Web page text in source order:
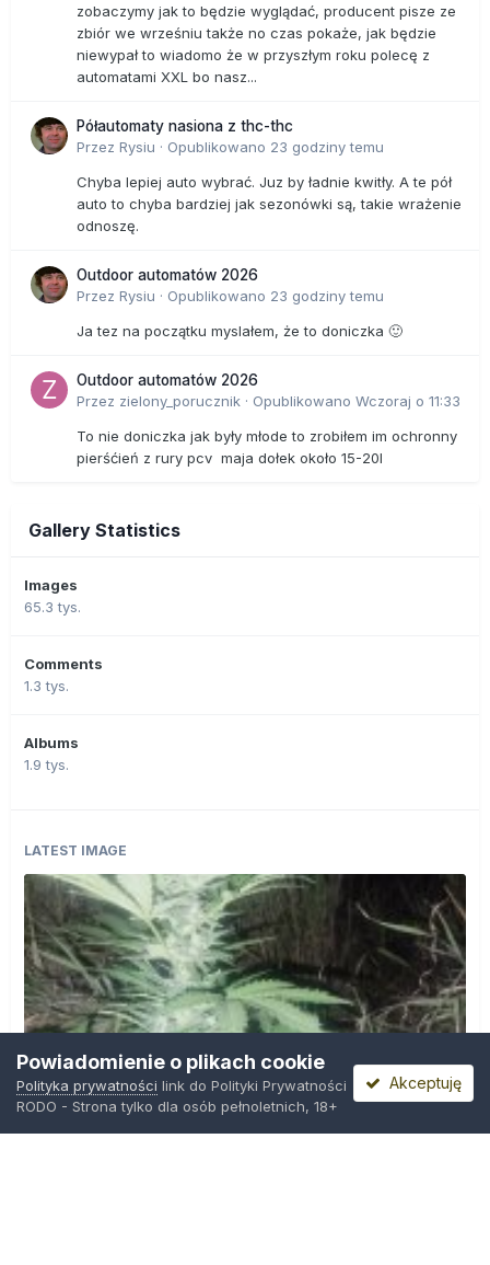
zobaczymy jak to będzie wyglądać, producent pisze ze
zbiór we wrześniu także no czas pokaże, jak będzie
niewypał to wiadomo że w przyszłym roku polecę z
automatami XXL bo nasz...
Półautomaty nasiona z thc-thc
Przez Rysiu · Opublikowano 23 godziny temu
Chyba lepiej auto wybrać. Juz by ładnie kwitły. A te pół
auto to chyba bardziej jak sezonówki są, takie wrażenie
odnoszę.
Outdoor automatów 2026
Przez Rysiu · Opublikowano 23 godziny temu
Ja tez na początku myslałem, że to doniczka 🙂
Outdoor automatów 2026
Przez zielony_porucznik · Opublikowano Wczoraj o 11:33
To nie doniczka jak były młode to zrobiłem im ochronny
pierśćień z rury pcv maja dołek około 15-20l
Gallery Statistics
Images
65.3 tys.
Comments
1.3 tys.
Albums
1.9 tys.
LATEST IMAGE
Powiadomienie o plikach cookie
Polityka prywatności link do Polityki Prywatności
RODO - Strona tylko dla osób pełnoletnich, 18+
Akceptuję